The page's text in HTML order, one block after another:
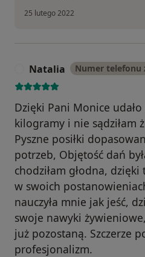
25 lutego 2022
Natalia Numer
Dzięki Pani Monice
kilogramy i nie sądziłam
Pyszne posiłki
potrzeb, Objętość dań
chodziłam głodna,
w swoich
nauczyła mnie jak jeść,
swoje nawyki
już pozostaną. Szczerze
profesjonalizm.